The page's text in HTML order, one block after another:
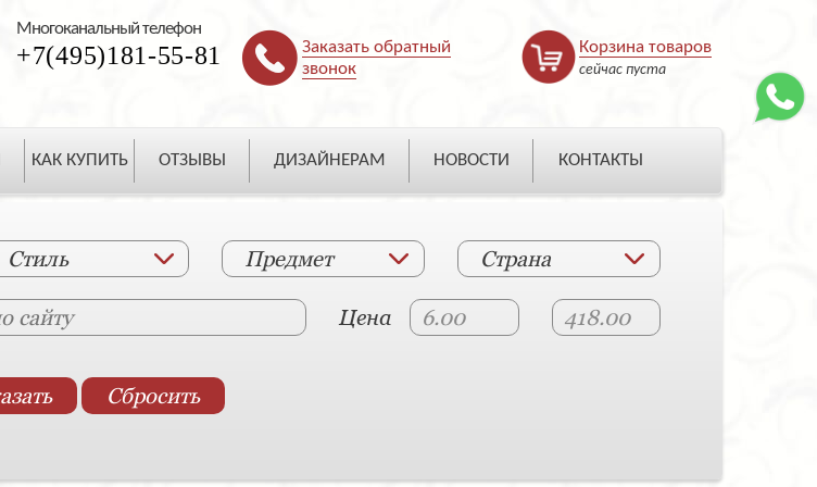
Многоканальный телефон
+7(495)181-55-81
Заказать обратный
звонок
Корзина товаров
сейчас пуста
КАК КУПИТЬ ОТЗЫВЫ ДИЗАЙНЕРАМ НОВОСТИ КОНТАКТЫ
Стиль Предмет Страна
Цена